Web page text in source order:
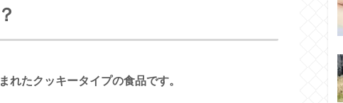
れたクッキータイプの食品です。